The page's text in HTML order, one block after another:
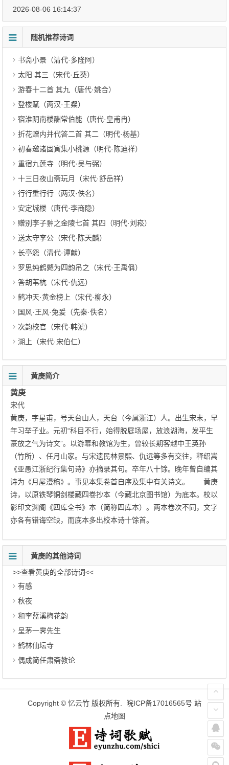
2026-08-06 16:14:37
随机推荐诗词
书斋小景（清代·多隆阿）
太阳 其三（宋代·丘葵）
游春十二首 其九（唐代·姚合）
登楼赋（两汉·王粲）
宿淮阴南楼酬常伯能（唐代·皇甫冉）
折花赠内并代答二首 其二（明代·杨基）
初春邀诸固寅集小桃源（明代·陈迪祥）
重宿九莲寺（明代·吴与弼）
十三日夜山斋玩月（宋代·舒岳祥）
行行重行行（两汉·佚名）
安定城楼（唐代·李商隐）
赠别李子翀之金陵七首 其四（明代·刘崧）
送太守李公（宋代·陈天麟）
长亭怨（清代·谭献）
罗思纯鹤斃为四韵吊之（宋代·王禹偁）
答胡苇杭（宋代·仇远）
鹤冲天·黄金榜上（宋代·柳永）
国风·王风·兔爰（先秦·佚名）
次韵校官（宋代·韩淲）
湖上（宋代·宋伯仁）
黄庚简介
黄庚
宋代
黄庚，字星甫，号天台山人，天台（今属浙江）人。出生宋末，早
年习举子业。元初“科目不行，始得脱屣场屋，放浪湖海，发平生
豪放之气为诗文”。以游幕和教馆为生，曾较长期客越中王英孙
（竹所）、任月山家。与宋遗民林景熙、仇远等多有交往，释绍嵩
《亚愚江浙纪行集句诗》亦摘录其句。卒年八十馀。晚年曾自编其
诗为《月屋漫稿》。事见本集卷首自序及集中有关诗文。 黄庚
诗，以原铁琴铜剑楼藏四卷抄本（今藏北京图书馆）为底本。校以
影印文渊阁《四库全书》本（简称四库本）。两本卷次不同，文字
亦各有错诲空缺，而底本多出校本诗十馀首。
黄庚的其他诗词
>>查看黄庚的全部诗词<<
有感
秋夜
和李蓝溪梅花韵
呈茅一霁先生
鹤林仙坛寺
偶成简任肃斋教论
Copyright © 忆云竹 版权所有. 皖ICP备17016565号 站
点地图